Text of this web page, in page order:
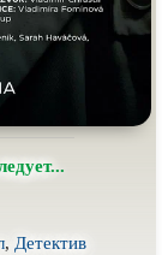
и подводные
, Детектив